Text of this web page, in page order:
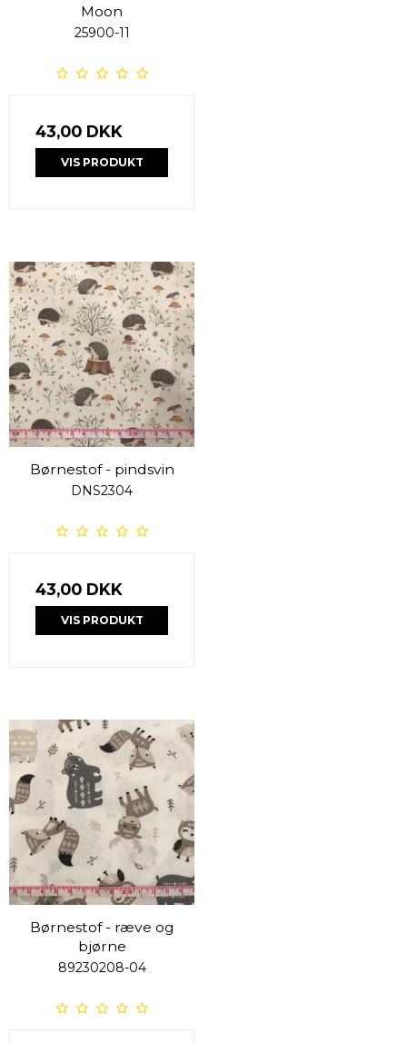
Moon
25900-11
43,00 DKK
VIS PRODUKT
Børnestof - pindsvin
DNS2304
43,00 DKK
VIS PRODUKT
Børnestof - ræve og
bjørne
89230208-04